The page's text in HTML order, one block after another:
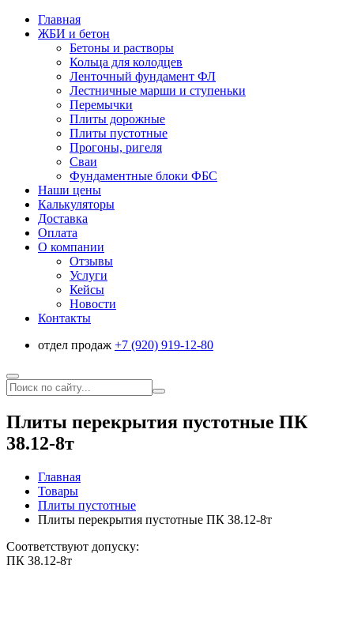
Главная
ЖБИ и бетон
Бетоны и растворы
Кольца для колодцев
Ленточный фундамент ФЛ
Лестничные марши и ступеньки
Перемычки
Плиты дорожные
Плиты пустотные
Прогоны, ригеля
Сваи
Фундаментные блоки ФБС
Наши цены
Калькуляторы
Доставка
Оплата
О компании
Отзывы
Услуги
Кейсы
Новости
Контакты
отдел продаж +7 (920) 919-12-80
Плиты перекрытия пустотные ПК
38.12-8т
Главная
Товары
Плиты пустотные
Плиты перекрытия пустотные ПК 38.12-8т
Соответствуют допуску:
ПК 38.12-8т